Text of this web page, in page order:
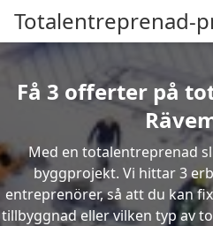
Totalentreprenad-
Få 3 offerter på
Med en totalentreprenad
byggprojekt. Vi hittar 3
entreprenörer, så att du kan
tillbyggnad eller vilken typ av